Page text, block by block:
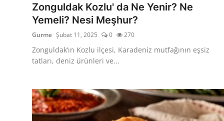
Mutfak Püf Noktaları & İpuçları
Mekan & Lezzet Rotaları
Temel Gıda ve Ürün Rehberleri
Yöresel Tarifler & Ev Yemekleri
Zonguldak Kozlu' da Ne Yenir? Ne
Yemeli? Nesi Meşhur?
Gurme Şubat 11, 2025 0 270
Zonguldak’ın Kozlu ilçesi, Karadeniz mutfağının eşsiz
tatları, deniz ürünleri ve...